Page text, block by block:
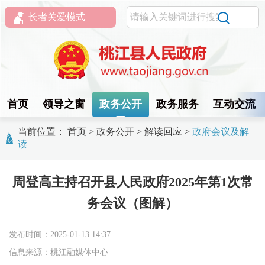
长者关爱模式
首页 领导之窗 政务公开 政务服务 互动交流
当前位置： 首页 > 政务公开 > 解读回应 > 政府会议及解
读
周登高主持召开县人民政府2025年第1次常
务会议（图解）
发布时间：2025-01-13 14:37
信息来源：桃江融媒体中心